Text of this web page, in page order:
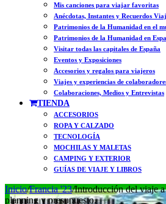
Mis canciones para viajar favoritas
Anécdotas, Instantes y Recuerdos
Patrimonios de la Humanidad en el
Patrimonios de la Humanidad en
Visitar todas las capitales de España
Eventos y Exposiciones
Accesorios y regalos para viajeros
Viajes y experiencias de
Colaboraciones, Medios y Entrevistas
TIENDA
ACCESORIOS
ROPA Y CALZADO
TECNOLOGÍA
MOCHILAS Y MALETAS
CAMPING Y EXTERIOR
GUÍAS DE VIAJE Y LIBROS
Inicio/Francia '23/Introducción del viaje
planning y presupuesto.